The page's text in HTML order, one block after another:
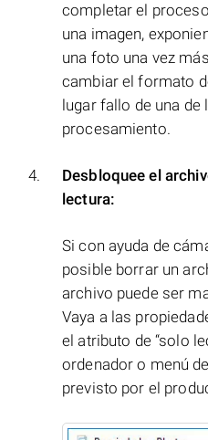
completar el
una imagen,
una foto una vez
cambiar el formato
lugar fallo de una de
procesamiento.
Desbloquee el
lectura:
Si con ayuda de
posible borrar un
archivo puede ser
Vaya a las
el atributo de “solo
ordenador o menú
previsto por el